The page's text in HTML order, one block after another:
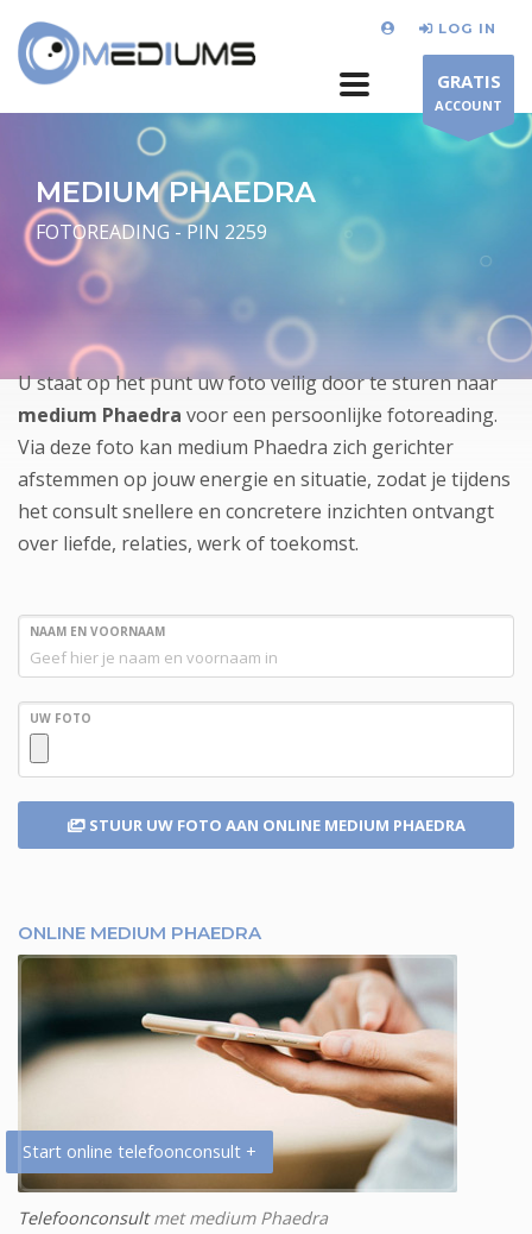
LOG IN
GRATIS
ACCOUNT
MEDIUM PHAEDRA
FOTOREADING - PIN 2259
U staat op het punt uw foto veilig door te sturen naar
medium Phaedra voor een persoonlijke fotoreading.
Via deze foto kan medium Phaedra zich gerichter
afstemmen op jouw energie en situatie, zodat je tijdens
het consult snellere en concretere inzichten ontvangt
over liefde, relaties, werk of toekomst.
NAAM EN VOORNAAM
UW FOTO
STUUR UW FOTO AAN ONLINE MEDIUM PHAEDRA
ONLINE MEDIUM PHAEDRA
Start online telefoonconsult +
Telefoonconsultmet medium Phaedra